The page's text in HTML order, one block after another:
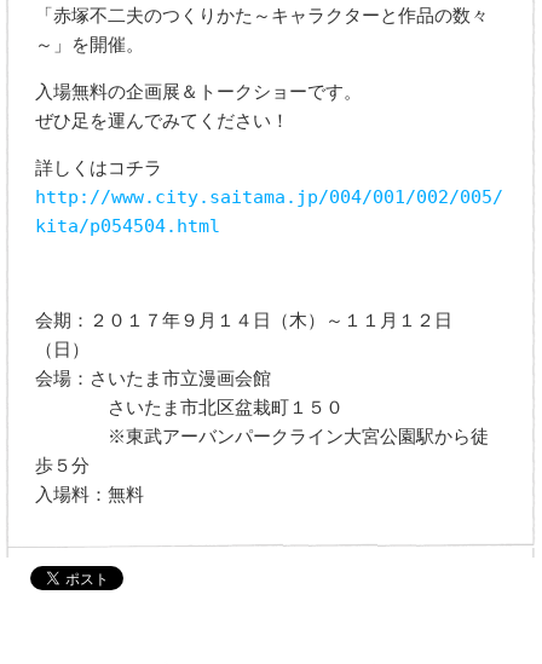
「赤塚不二夫のつくりかた～キャラクターと作品の数々
～」を開催。
入場無料の企画展＆トークショーです。
ぜひ足を運んでみてください！
詳しくはコチラ
http://www.city.saitama.jp/004/001/002/005/
kita/p054504.html
会期：２０１７年９月１４日（木）～１１月１２日
（日）
会場：さいたま市立漫画会館
さいたま市北区盆栽町１５０
※東武アーバンパークライン大宮公園駅から徒
歩５分
入場料：無料